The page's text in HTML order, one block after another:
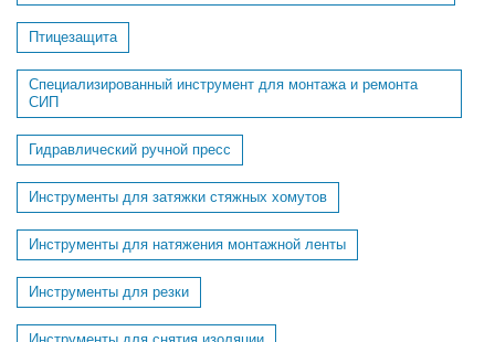
Птицезащита
Специализированный инструмент для монтажа и ремонта
СИП
Гидравлический ручной пресс
Инструменты для затяжки стяжных хомутов
Инструменты для натяжения монтажной ленты
Инструменты для резки